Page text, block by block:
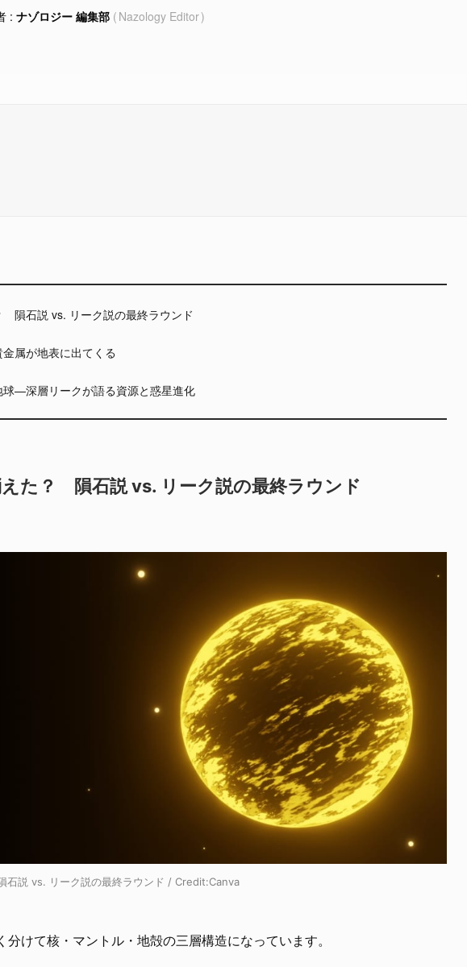
ナゾロジー 編集部 Nazology Editor
隕石説 vs. リーク説の最終ラウンド
属が地表に出てくる
—深層リークが語る資源と惑星進化
た？ 隕石説 vs. リーク説の最終ラウンド
説 vs. リーク説の最終ラウンド / Credit:Canva
分けて核・マントル・地殻の三層構造になっています。